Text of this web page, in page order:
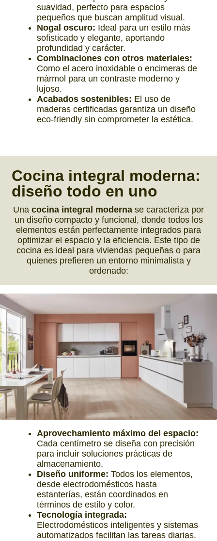
suavidad, perfecto para espacios
pequeños que buscan amplitud visual.
Nogal oscuro: Ideal para un estilo más
sofisticado y elegante, aportando
profundidad y carácter.
Combinaciones con otros materiales:
Como el acero inoxidable o encimeras de
mármol para un contraste moderno y
lujoso.
Acabados sostenibles: El uso de
maderas certificadas garantiza un diseño
eco-friendly sin comprometer la estética.
Cocina integral moderna:
diseño todo en uno
Una cocina integral moderna se caracteriza por
un diseño compacto y funcional, donde todos los
elementos están perfectamente integrados para
optimizar el espacio y la eficiencia. Este tipo de
cocina es ideal para viviendas pequeñas o para
quienes prefieren un entorno minimalista y
ordenado:
Aprovechamiento máximo del espacio:
Cada centímetro se diseña con precisión
para incluir soluciones prácticas de
almacenamiento.
Diseño uniforme: Todos los elementos,
desde electrodomésticos hasta
estanterías, están coordinados en
términos de estilo y color.
Tecnología integrada:
Electrodomésticos inteligentes y sistemas
automatizados facilitan las tareas diarias.